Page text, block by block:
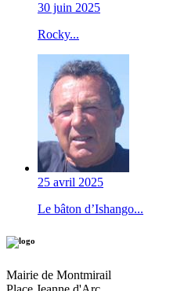
30 juin 2025
Rocky...
25 avril 2025
Le bâton d’Ishango...
Mairie de Montmirail